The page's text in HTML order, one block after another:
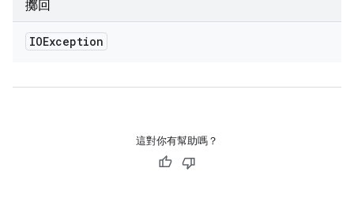
擲回
IOException
這對你有幫助嗎？